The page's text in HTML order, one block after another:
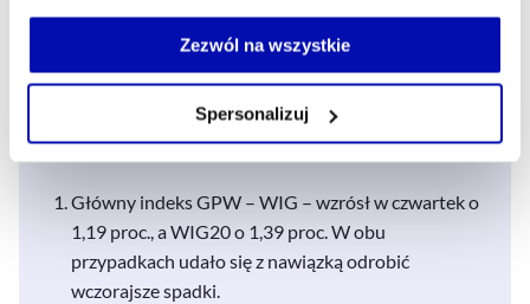
Jeżeli nie wyrażasz zgody na zapisywanie plików cookie,
możesz łatwo zarządzać swoimi uprawnieniami, np. we
własnej przeglądarce internetowej lub po wybraniu opcji
Zezwól na wszystkie
Spersonalizuj
proc., a CD Projekt Red o 0,36 proc.
Główne wnioski
Główny indeks GPW – WIG – wzrósł w czwartek o
1,19 proc., a WIG20 o 1,39 proc. W obu
przypadkach udało się z nawiązką odrobić
wczorajsze spadki.